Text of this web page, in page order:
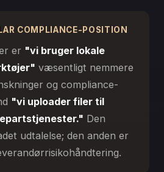
COMPLIANCE-POSITION
er "vi bruger lokale
væsentligt nemmere
og compliance-
"vi uploader filer til
Den
udtalelse; den anden er